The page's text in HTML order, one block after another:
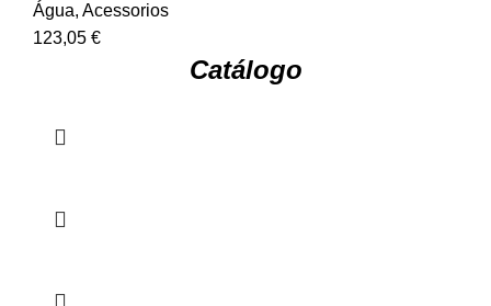
Água, Acessorios
123,05 €
Catálogo